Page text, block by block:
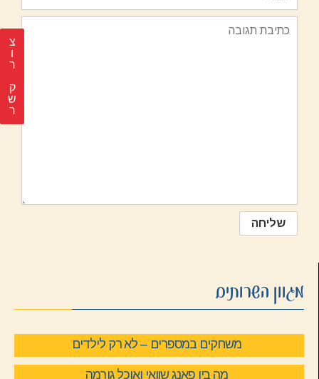
מגוון השרותים
משחקים במספרים – לא רק לילדים
מה בין פאנג שוואי ואוכל גורמה
צ
ר
ק
ש
ר